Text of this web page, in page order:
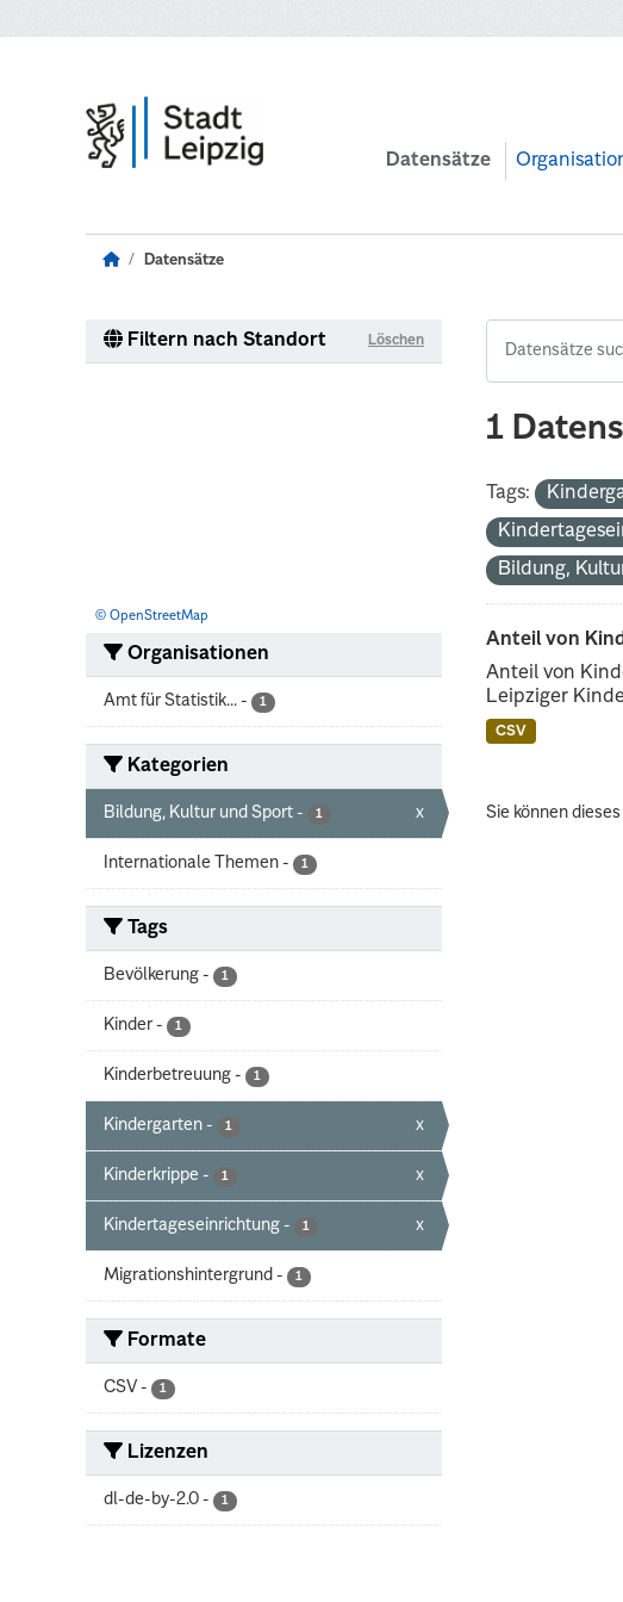
Datensätze
Datensätze
Filtern nach Standort Löschen
© OpenStreetMap
Organisationen
Amt für Statistik... - 1
Kategorien
Bildung, Kultur und Sport - 1 x
Internationale Themen - 1
Tags
Bevölkerung - 1
Kinder - 1
Kinderbetreuung - 1
Kindergarten - 1 x
Kinderkrippe - 1 x
Kindertageseinrichtung - 1 x
Migrationshintergrund - 1
Formate
CSV - 1
Lizenzen
dl-de-by-2.0 - 1
1
Tags:
Bildung,
Anteil von
Anteil von
Leipziger
CSV
Sie können